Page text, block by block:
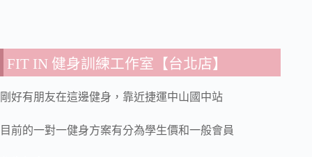
FIT IN 健身訓練工作室【台北店】
剛好有朋友在這邊健身，靠近捷運中山國中站
目前的一對一健身方案有分為學生價和一般會員